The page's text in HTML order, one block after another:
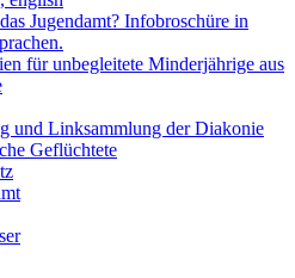
Jugendamt? Infobroschüre in
für unbegleitete Minderjährige aus
und Linksammlung der Diakonie
Geflüchtete